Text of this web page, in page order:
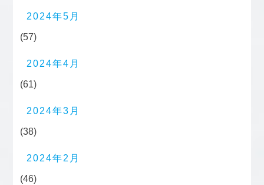
2024年5月
(57)
2024年4月
(61)
2024年3月
(38)
2024年2月
(46)